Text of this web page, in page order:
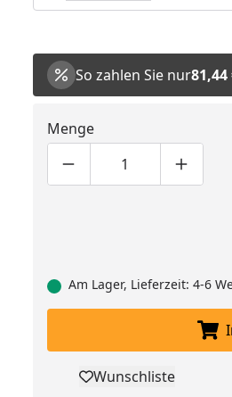
So zahlen Sie nur81,44
Menge
Produktmenge um eins
Produktmenge
Am Lager, Lieferzeit: 4-6
Produkt zur
Wunschliste